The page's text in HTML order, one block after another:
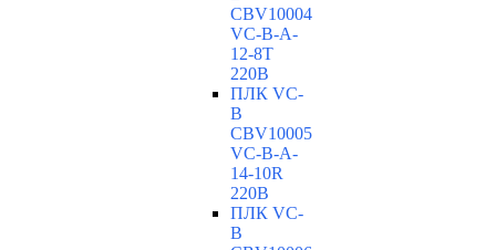
CBV10004
VC-В-A-
12-8T
220В
ПЛК VC-
B
CBV10005
VC-В-A-
14-10R
220В
ПЛК VC-
B